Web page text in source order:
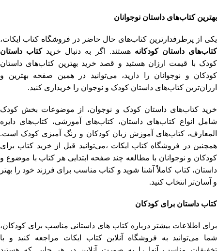
بهترین کتابهای داستان نوجوانان
یکی از پرطرفدارترین کتاب‌های حال حاضر در فروشگاه کتاب ایکات،
کتابهای داستان کودکانه هستند. اگر به دنبال خریدکتاب داستان
کودک با قیمت ارزان هستید و قصد خرید بهترین کتاب‌های داستان
کودکان و نوجوانان را دارید، می‌توانید در همین صفحه بهترین و
ارزان‌ترین کتاب‌های داستان کودک و نوجوان را خریداری کنید.
خرید کتاب‌های داستان کودک و نوجوان، از موضوعات بخش کودک
شامل انواع کتاب‌های داستان، کتاب‌های آموزشی، کتاب‌های دایره
المعارف، کتاب‌های آموزش زبان کودکان و رنگ آمیزی کودک است.
همچنین در فروشگاه کتاب ایکات ،می‌توانید قبل از خرید کتاب برای
کودکان و نوجوانان با مطالعه چند صفحه ابتدایی هر کتاب با موضوع و
داستان، کتاب کاملاً آشنا شوید و کتاب مناسب برای فرزند خود را بهتر
و آسان‌تر انتخاب کنید.
کتاب داستان برای کودکان
برای اطلاعات بیشتر درباره کتاب های داستانی مناسب برای کودکان،
شما می‌توانید به فروشگاه آنلاین کتاب ایکات مراجعه کنید و با